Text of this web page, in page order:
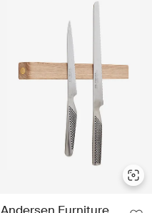
Andersen Furniture